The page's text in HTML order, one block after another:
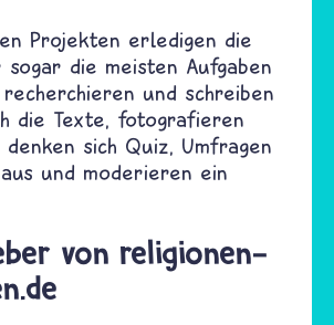
Projekten erledigen die
sogar die meisten Aufgaben
und schreiben
die Texte, fotografieren
sich Quiz, Umfragen
und moderieren ein
von religionen-